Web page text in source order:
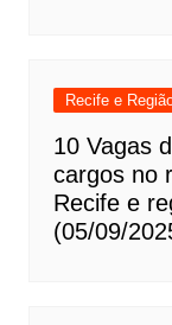
Recife e
10 Vagas
cargos no
Recife e
(05/09/